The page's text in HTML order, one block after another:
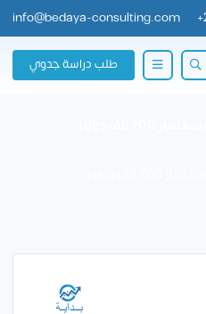
+
info@bedaya-consulting.com
طلب دراسة جدوي